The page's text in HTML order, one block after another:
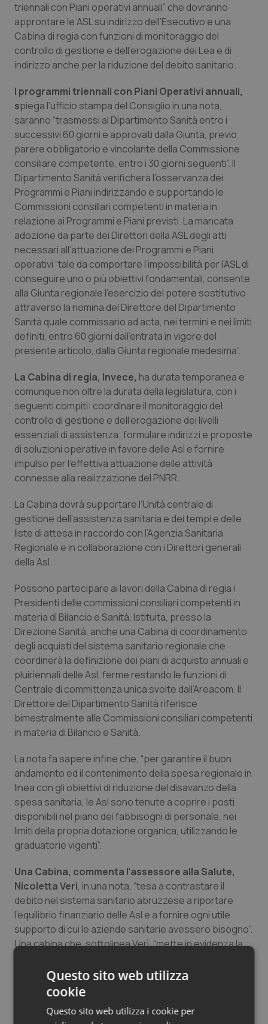
Emilia-Romagna
Friuli Venezia Giulia
Liguria
Lombardia
Marche
Molise
Piemonte
Provincia Autonoma di Bolzano
Provincia Autonoma di Trento
Puglia
Sicilia
Toscana
Umbria
Veneto
Colesterolo & coronaropatie
Dermatite Atopica
Disturbi dell’umore
Dolore
Donna & Salute
Epatiti
HIV
Infezioni & Febbre
Ipertensione & Scompenso
Malattie rare
Neuroscienze & patologie neurodegenerative
Obesità
Oftalmologia
Oncoematologia
Oncologia & Nutrizione
Psoriasi & pelle
Quotidiano Cardiologia
Quotidiano Chirurgia
Quotidiano Oncologia
Quotidiano Pediatria
Rene & patologie urogenitali
Salute orale & impianti
Sangue & coagulazione
Tiroide
Tumore ovarico
Tumori del Polmone & Testa Collo
Ulcera & Reflusso
Vaccini
triennali con Piani operativi annuali” che dovranno
approntare le ASL su indirizzo dell’Esecutivo e una
Cabina di regia con funzioni di monitoraggio del
controllo di gestione e dell’erogazione dei Lea e di
indirizzo anche per la riduzione del debito sanitario.
I programmi triennali con Piani Operativi annuali,
spiega l’ufficio stampa del Consiglio in una nota,
saranno “trasmessi al Dipartimento Sanità entro i
successivi 60 giorni e approvati dalla Giunta, previo
parere obbligatorio e vincolante della Commissione
consiliare competente, entro i 30 giorni seguenti”. Il
Dipartimento Sanità verificherà l’osservanza dei
Programmi e Piani indirizzando e supportando le
Commissioni consiliari competenti in materia in
relazione ai Programmi e Piani previsti. La mancata
adozione da parte dei Direttori della ASL degli atti
necessari all’attuazione dei Programmi e Piani
operativi “tale da comportare l’impossibilità per l’ASL di
conseguire uno o più obiettivi fondamentali, consente
alla Giunta regionale l’esercizio del potere sostitutivo
attraverso la nomina del Direttore del Dipartimento
Sanità quale commissario ad acta, nei termini e nei limiti
definiti, entro 60 giorni dall’entrata in vigore del
presente articolo, dalla Giunta regionale medesima”.
La Cabina di regia, Invece, ha durata temporanea e
comunque non oltre la durata della legislatura, con i
seguenti compiti: coordinare il monitoraggio del
controllo di gestione e dell’erogazione dei livelli
essenziali di assistenza; formulare indirizzi e proposte
di soluzioni operative in favore delle Asl e fornire
impulso per l’effettiva attuazione delle attività
connesse alla realizzazione del PNRR.
La Cabina dovrà supportare l’Unità centrale di
gestione dell’assistenza sanitaria e dei tempi e delle
liste di attesa in raccordo con l’Agenzia Sanitaria
Regionale e in collaborazione con i Direttori generali
della Asl.
Possono partecipare ai lavori della Cabina di regia i
Presidenti delle commissioni consiliari competenti in
materia di Bilancio e Sanità. Istituita, presso la
Direzione Sanità, anche una Cabina di coordinamento
degli acquisti del sistema sanitario regionale che
coordinerà la definizione dei piani di acquisto annuali e
pluiriennali delle Asl, ferme restando le funzioni di
Centrale di committenza unica svolte dall’Areacom. Il
Direttore del Dipartimento Sanità riferisce
bimestralmente alle Commissioni consiliari competenti
in materia di Bilancio e Sanità.
La nota fa sapere infine che, “per garantire il buon
andamento ed il contenimento della spesa regionale in
linea con gli obiettivi di riduzione del disavanzo della
spesa sanitaria, le Asl sono tenute a coprire i posti
disponibili nel piano dei fabbisogni di personale, nei
limiti della propria dotazione organica, utilizzando le
graduatorie vigenti”.
Una Cabina, commenta l’assessore alla Salute,
Nicoletta Verì, in una nota, “tesa a contrastare il
debito nel sistema sanitario abruzzese a riportare
l’equilibrio finanziario delle Asl e a fornire ogni utile
supporto di cui le aziende sanitarie avessero bisogno”.
Una cabina che, sottolinea Verì, “mette in evidenza la
L’obiettivo, a dispetto di chi continua a insistere su un
presunto e falso commissariamento dei direttori
rafforzare il coordinamento tra le ASL e la Regione, una
Questo sito web utilizza
cookie
Questo sito web utilizza i cookie per